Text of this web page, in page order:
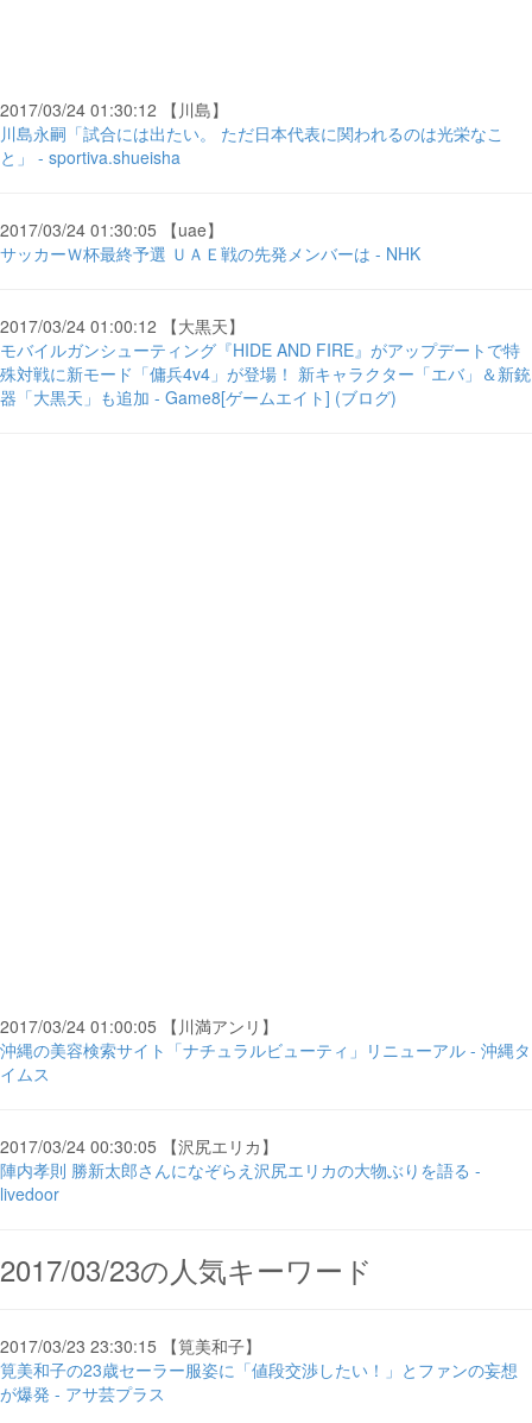
2017/03/24 01:30:12 【川島】
川島永嗣「試合には出たい。 ただ日本代表に関われるのは光栄なこ
と」 - sportiva.shueisha
2017/03/24 01:30:05 【uae】
サッカーＷ杯最終予選 ＵＡＥ戦の先発メンバーは - NHK
2017/03/24 01:00:12 【大黒天】
モバイルガンシューティング『HIDE AND FIRE』がアップデートで特
殊対戦に新モード「傭兵4v4」が登場！ 新キャラクター「エバ」＆新銃
器「大黒天」も追加 - Game8[ゲームエイト] (ブログ)
2017/03/24 01:00:05 【川満アンリ】
沖縄の美容検索サイト「ナチュラルビューティ」リニューアル - 沖縄タ
イムス
2017/03/24 00:30:05 【沢尻エリカ】
陣内孝則 勝新太郎さんになぞらえ沢尻エリカの大物ぶりを語る -
livedoor
2017/03/23の人気キーワード
2017/03/23 23:30:15 【筧美和子】
筧美和子の23歳セーラー服姿に「値段交渉したい！」とファンの妄想
が爆発 - アサ芸プラス